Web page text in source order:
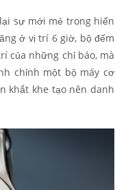
sự mới mẻ trong hiển
ở vị trí 6 giờ, bộ đếm
của những chỉ báo, mà
chỉnh một bộ máy cơ
khắt khe tạo nên danh